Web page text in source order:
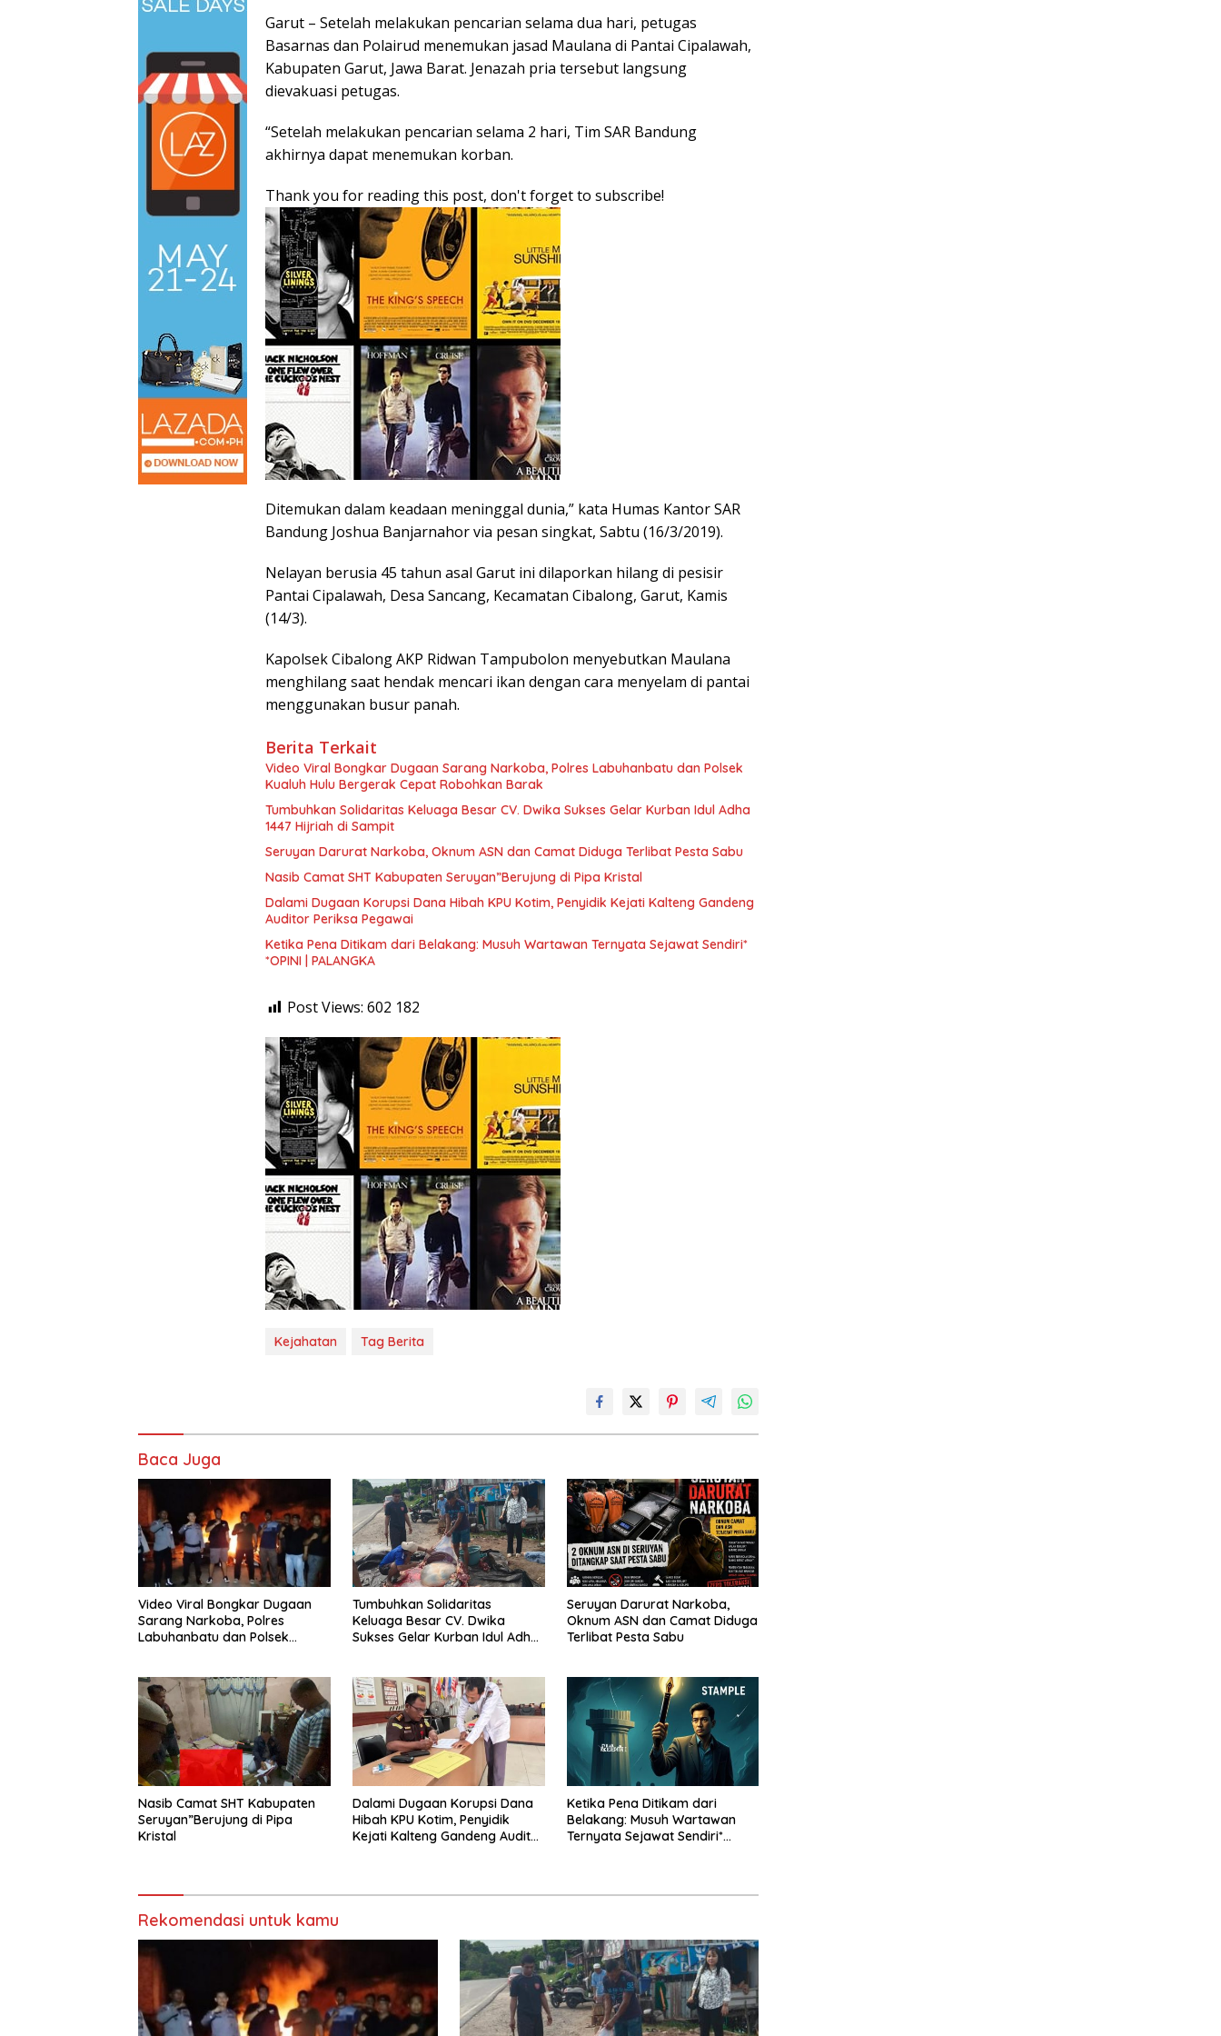
Garut – Setelah melakukan pencarian selama dua hari, petugas
Basarnas dan Polairud menemukan jasad Maulana di Pantai Cipalawah,
Kabupaten Garut, Jawa Barat. Jenazah pria tersebut langsung
dievakuasi petugas.
“Setelah melakukan pencarian selama 2 hari, Tim SAR Bandung
akhirnya dapat menemukan korban.
Thank you for reading this post, don't forget to subscribe!
Ditemukan dalam keadaan meninggal dunia,” kata Humas Kantor SAR
Bandung Joshua Banjarnahor via pesan singkat, Sabtu (16/3/2019).
Nelayan berusia 45 tahun asal Garut ini dilaporkan hilang di pesisir
Pantai Cipalawah, Desa Sancang, Kecamatan Cibalong, Garut, Kamis
(14/3).
Kapolsek Cibalong AKP Ridwan Tampubolon menyebutkan Maulana
menghilang saat hendak mencari ikan dengan cara menyelam di pantai
menggunakan busur panah.
Berita Terkait
Video Viral Bongkar Dugaan Sarang Narkoba, Polres Labuhanbatu dan Polsek
Kualuh Hulu Bergerak Cepat Robohkan Barak
Tumbuhkan Solidaritas Keluaga Besar CV. Dwika Sukses Gelar Kurban Idul Adha
1447 Hijriah di Sampit
Seruyan Darurat Narkoba, Oknum ASN dan Camat Diduga Terlibat Pesta Sabu
Nasib Camat SHT Kabupaten Seruyan”Berujung di Pipa Kristal
Dalami Dugaan Korupsi Dana Hibah KPU Kotim, Penyidik Kejati Kalteng Gandeng
Auditor Periksa Pegawai
Ketika Pena Ditikam dari Belakang: Musuh Wartawan Ternyata Sejawat Sendiri*
*OPINI | PALANGKA
Post Views: 602 182
Kejahatan Tag Berita
Baca Juga
Video Viral Bongkar Dugaan
Sarang Narkoba, Polres
Labuhanbatu dan Polsek
Tumbuhkan Solidaritas
Keluaga Besar CV. Dwika
Sukses Gelar Kurban Idul Adha
Seruyan Darurat Narkoba,
Oknum ASN dan Camat Diduga
Terlibat Pesta Sabu
Nasib Camat SHT Kabupaten
Seruyan”Berujung di Pipa
Kristal
Dalami Dugaan Korupsi Dana
Hibah KPU Kotim, Penyidik
Kejati Kalteng Gandeng Auditor
Ketika Pena Ditikam dari
Belakang: Musuh Wartawan
Ternyata Sejawat Sendiri*
Rekomendasi untuk kamu